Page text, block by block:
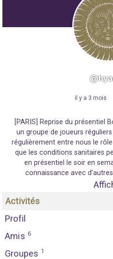
il y a 3 mois
[PARIS] Reprise du présentiel
un groupe de joueurs
régulièrement entre nous le
que les conditions sanitaires
en présentiel le soir en
connaissance avec
Activités
Profil
Amis 6
Groupes 1